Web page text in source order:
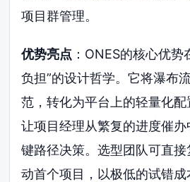
项目群管理。
优势亮点 ：ONES的核心优
负担”的设计哲学。它将瀑布
范，转化为平台上的轻量化配
让项目经理从繁复的进度催
键路径决策。选型团队可直
动首个项目，以极低的试错成